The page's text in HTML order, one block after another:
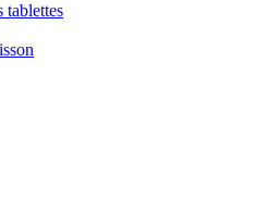
tablettes